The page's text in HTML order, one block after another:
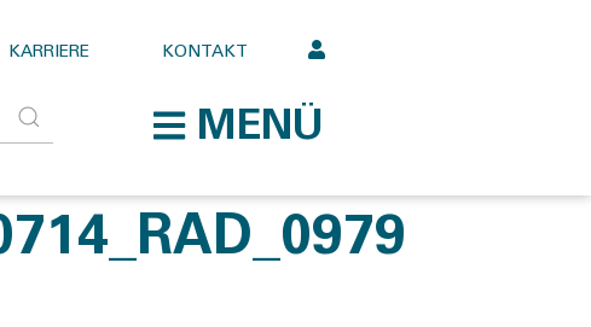
KARRIERE KONTAKT
MENÜ